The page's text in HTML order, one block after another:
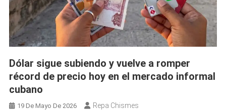
Informal
Dólar sigue subiendo y vuelve a romper
récord de precio hoy en el mercado informal
cubano
19 De Mayo De 2026 Repa Chismes